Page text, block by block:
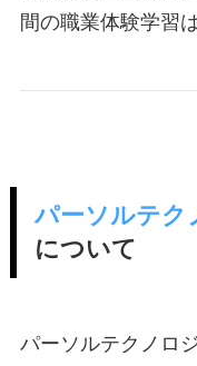
間の職業体験学習
パーソルテク
について
パーソルテクノロ